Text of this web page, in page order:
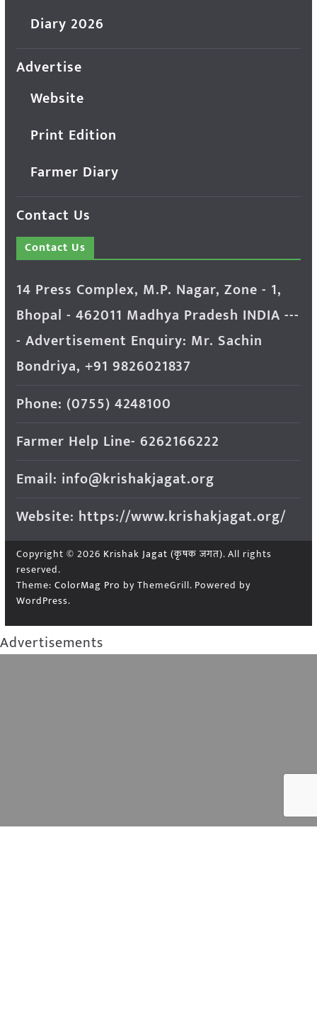
Diary 2026
Advertise
Website
Print Edition
Farmer Diary
Contact Us
Contact Us
14 Press Complex, M.P. Nagar, Zone - 1,
Bhopal - 462011 Madhya Pradesh INDIA ---
- Advertisement Enquiry: Mr. Sachin
Bondriya, +91 9826021837
Phone: (0755) 4248100
Farmer Help Line- 6262166222
Email: info@krishakjagat.org
Website: https://www.krishakjagat.org/
Copyright © 2026 Krishak Jagat (कृषक जगत). All rights
reserved.
Theme: ColorMag Pro by ThemeGrill. Powered by
WordPress.
Advertisements